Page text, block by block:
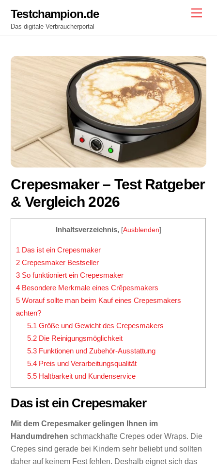
content
Testchampion.de
Das digitale Verbraucherportal
Crepesmaker – Test Ratgeber
& Vergleich 2026
Inhaltsverzeichnis, [Ausblenden]
1 Das ist ein Crepesmaker
2 Crepesmaker Bestseller
3 So funktioniert ein Crepesmaker
4 Besondere Merkmale eines Crêpesmakers
5 Worauf sollte man beim Kauf eines Crepesmakers
achten?
5.1 Größe und Gewicht des Crepesmakers
5.2 Die Reinigungsmöglichkeit
5.3 Funktionen und Zubehör-Ausstattung
5.4 Preis und Verarbeitungsqualität
5.5 Haltbarkeit und Kundenservice
Das ist ein Crepesmaker
Mit dem Crepesmaker gelingen Ihnen im
Handumdrehen schmackhafte Crepes oder Wraps. Die
Crepes sind gerade bei Kindern sehr beliebt und sollten
daher auf keinem Fest fehlen. Deshalb eignet sich das